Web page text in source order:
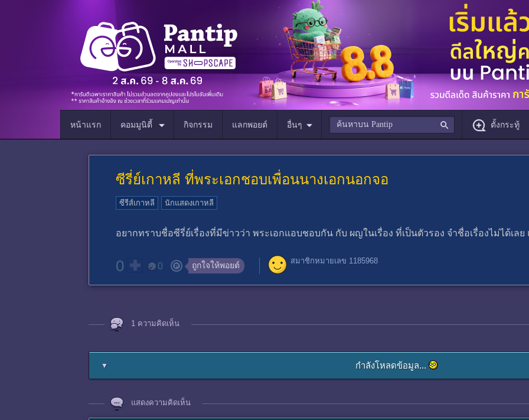
หน้าแรก คอมมูนิตี้ กิจกรรม แลกพอยต์ อื่นๆ ตั้งกระทู้
ซีรี่ย์เกาหลี ที่พระเอกชอบเพื่อนนางเอกนอกจอ
ซีรีส์เกาหลี นักแสดงเกาหลี
อยากทราบชื่อซีรี่ย์เรื่องที่มีข่าวว่า พระเอกแอบชอบกัน กับ ผญในเรื่อง ที่เป็นตัวรอง จำชื่อเรื่องไม่ได้เลย
0 0 ถูกใจให้พอยต์ สมาชิกหมายเลข 1185968
1 ความคิดเห็น
▼ กำลังโหลดข้อมูล...
แสดงความคิดเห็น